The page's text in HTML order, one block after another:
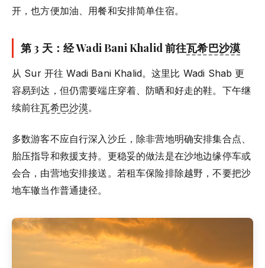
开，也方便加油、用餐和安排简单住宿。
第 3 天：经 Wadi Bani Khalid 前往瓦希巴沙漠
从 Sur 开往 Wadi Bani Khalid。这里比 Wadi Shab 更
容易到达，但仍需要端庄穿着、防晒和好走的鞋。下午继
续前往瓦希巴沙漠。
多数游客不应自行深入沙丘，除非营地明确安排集合点、
胎压指导和救援支持。更稳妥的做法是在沙地边缘停车或
会合，由营地安排接送。若租车保险排除越野，不要把沙
地车辙当作普通捷径。